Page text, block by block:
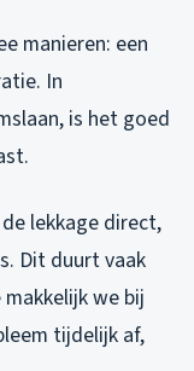
manieren: een
In
is het goed
lekkage direct,
Dit duurt vaak
we bij
tijdelijk af,